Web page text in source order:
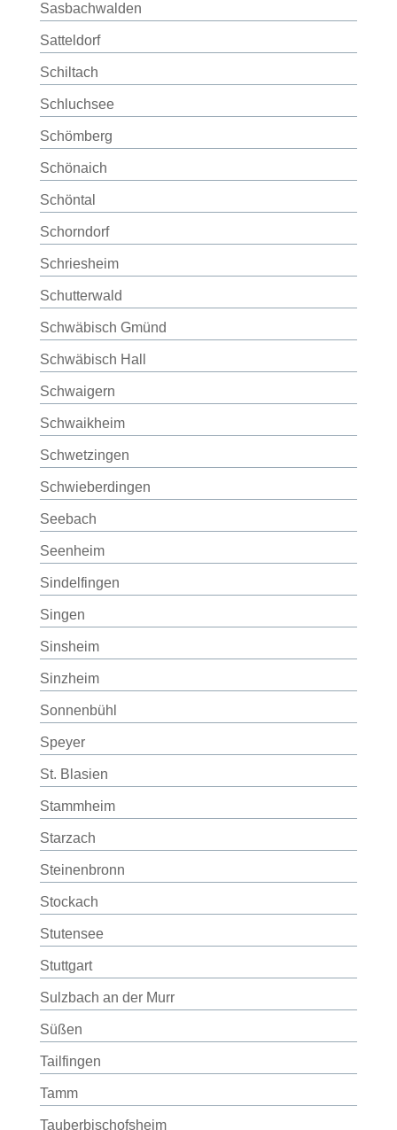
Sasbachwalden
Satteldorf
Schiltach
Schluchsee
Schömberg
Schönaich
Schöntal
Schorndorf
Schriesheim
Schutterwald
Schwäbisch Gmünd
Schwäbisch Hall
Schwaigern
Schwaikheim
Schwetzingen
Schwieberdingen
Seebach
Seenheim
Sindelfingen
Singen
Sinsheim
Sinzheim
Sonnenbühl
Speyer
St. Blasien
Stammheim
Starzach
Steinenbronn
Stockach
Stutensee
Stuttgart
Sulzbach an der Murr
Süßen
Tailfingen
Tamm
Tauberbischofsheim